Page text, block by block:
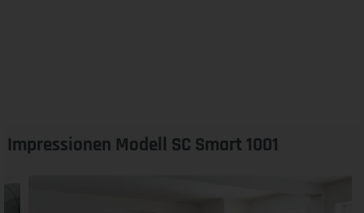
Impressionen Modell SC Smart 1001